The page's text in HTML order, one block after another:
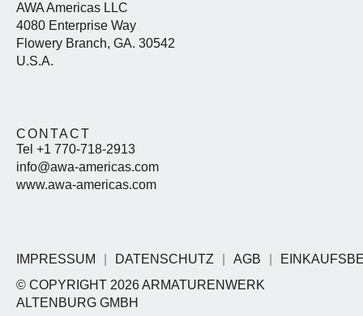
AWA Americas LLC
4080 Enterprise Way
Flowery Branch, GA. 30542
U.S.A.
CONTACT
Tel +1 770-718-2913
info@awa-americas.com
www.awa-americas.com
IMPRESSUM DATENSCHUTZ AGB
© COPYRIGHT 2026 ARMATURENWERK
ALTENBURG GMBH